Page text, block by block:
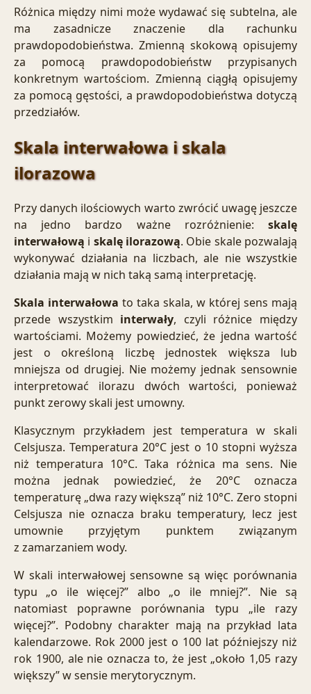
Różnica między nimi może wydawać się subtelna, ale
ma zasadnicze znaczenie dla rachunku
prawdopodobieństwa. Zmienną skokową opisujemy
za pomocą prawdopodobieństw przypisanych
konkretnym wartościom. Zmienną ciągłą opisujemy
za pomocą gęstości, a prawdopodobieństwa dotyczą
przedziałów.
Skala interwałowa i skala
ilorazowa
Przy danych ilościowych warto zwrócić uwagę jeszcze
na jedno bardzo ważne rozróżnienie: skalę
interwałową i skalę ilorazową. Obie skale pozwalają
wykonywać działania na liczbach, ale nie wszystkie
działania mają w nich taką samą interpretację.
Skala interwałowa to taka skala, w której sens mają
przede wszystkim interwały, czyli różnice między
wartościami. Możemy powiedzieć, że jedna wartość
jest o określoną liczbę jednostek większa lub
mniejsza od drugiej. Nie możemy jednak sensownie
interpretować ilorazu dwóch wartości, ponieważ
punkt zerowy skali jest umowny.
Klasycznym przykładem jest temperatura w skali
Celsjusza. Temperatura 20°C jest o 10 stopni wyższa
niż temperatura 10°C. Taka różnica ma sens. Nie
można jednak powiedzieć, że 20°C oznacza
temperaturę „dwa razy większą” niż 10°C. Zero stopni
Celsjusza nie oznacza braku temperatury, lecz jest
umownie przyjętym punktem związanym
z zamarzaniem wody.
W skali interwałowej sensowne są więc porównania
typu „o ile więcej?” albo „o ile mniej?”. Nie są
natomiast poprawne porównania typu „ile razy
więcej?”. Podobny charakter mają na przykład lata
kalendarzowe. Rok 2000 jest o 100 lat późniejszy niż
rok 1900, ale nie oznacza to, że jest „około 1,05 razy
większy” w sensie merytorycznym.